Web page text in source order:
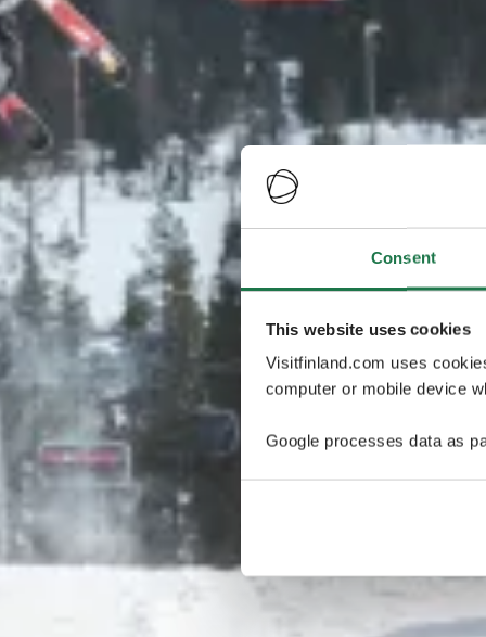
Consent
This website uses cookies
Visitfinland.com uses
computer or mobile device
Google processes data as